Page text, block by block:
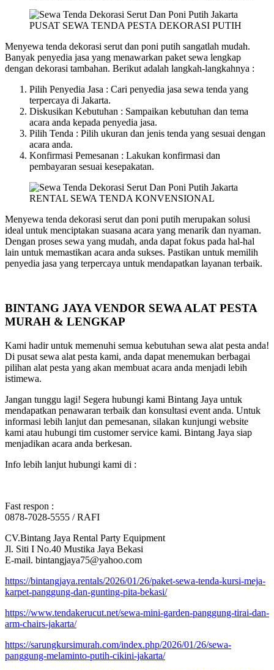
PUSAT SEWA TENDA PESTA DEKORASI PUTIH
Menyewa tenda dekorasi serut dan poni putih sangatlah mudah.
Banyak penyedia jasa yang menawarkan paket sewa lengkap
dengan dekorasi tambahan. Berikut adalah langkah-langkahnya :
Pilih Penyedia Jasa : Cari penyedia jasa sewa tenda yang
terpercaya di Jakarta.
Diskusikan Kebutuhan : Sampaikan kebutuhan dan tema
acara anda kepada penyedia jasa.
Pilih Tenda : Pilih ukuran dan jenis tenda yang sesuai dengan
acara anda.
Konfirmasi Pemesanan : Lakukan konfirmasi dan
pembayaran sesuai kesepakatan.
RENTAL SEWA TENDA KONVENSIONAL
Menyewa tenda dekorasi serut dan poni putih merupakan solusi
ideal untuk menciptakan suasana acara yang menarik dan nyaman.
Dengan proses sewa yang mudah, anda dapat fokus pada hal-hal
lain untuk memastikan acara anda sukses. Pastikan untuk memilih
penyedia jasa yang terpercaya untuk mendapatkan layanan terbaik.
BINTANG JAYA VENDOR SEWA ALAT PESTA
MURAH & LENGKAP
Kami hadir untuk memenuhi semua kebutuhan sewa alat pesta anda!
Di pusat sewa alat pesta kami, anda dapat menemukan berbagai
pilihan alat pesta yang akan membuat acara anda menjadi lebih
istimewa.
Jangan tunggu lagi! Segera hubungi kami Bintang Jaya untuk
mendapatkan penawaran terbaik dan konsultasi event anda. Untuk
informasi lebih lanjut dan pemesanan, silakan kunjungi website
kami atau hubungi tim customer service kami. Bintang Jaya siap
menjadikan acara anda berkesan.
Info lebih lanjut hubungi kami di :
Fast respon :
0878-7028-5555 / RAFI
CV.Bintang Jaya Rental Party Equipment
Jl. Siti I No.40 Mustika Jaya Bekasi
E-mail. bintangjaya75@yahoo.com
https://bintangjaya.rentals/2026/01/26/paket-sewa-tenda-kursi-meja-
karpet-panggung-dan-gunting-pita-bekasi/
https://www.tendakerucut.net/sewa-mini-garden-panggung-tirai-dan-
arm-chairs-jakarta/
https://sarungkursimurah.com/index.php/2026/01/26/sewa-
panggung-melaminto-putih-cikini-jakarta/